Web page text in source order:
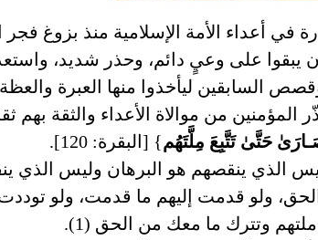
في أعداء الأمة الإسلامية منذ بزوغ فجر
على وعيٍ دائم، وحذر شديد،
السابقين ليأخذوا منها العبرة
المؤمنين من موالاة الأعداء والثقة
حَتَّىٰ تَتَّبِعَ مِلَّتَهُم} [البقرة: 120].
الذي ينقصهم هو البرهان وليس الذي
ولو قدمت إليهم ما قدمت، ولو
وتترك ما معك من الحق (1).